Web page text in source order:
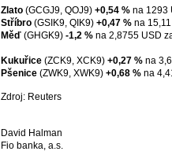
Zlato (GCGJ9, QOJ9) +0,54 % na 1293
Stříbro (GSIK9, QIK9) +0,47 % na
Měď (GHGK9) -1,2 % na 2,8755 USD
Kukuřice (ZCK9, XCK9) +0,27 % na
Pšenice (ZWK9, XWK9) +0,68 % na
Zdroj: Reuters
David Halman
Fio banka, a.s.